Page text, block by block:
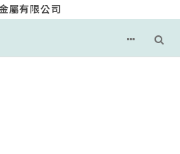
屬有限公司